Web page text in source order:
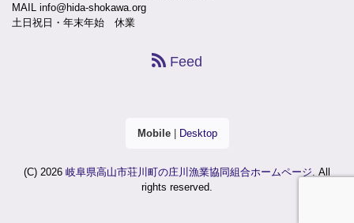
MAIL info@hida-shokawa.org
土日祝日・年末年始 休業
Feed
Mobile| Desktop
(C) 2026 岐阜県高山市荘川町の庄川漁業協同組合ホームページ. All
rights reserved.